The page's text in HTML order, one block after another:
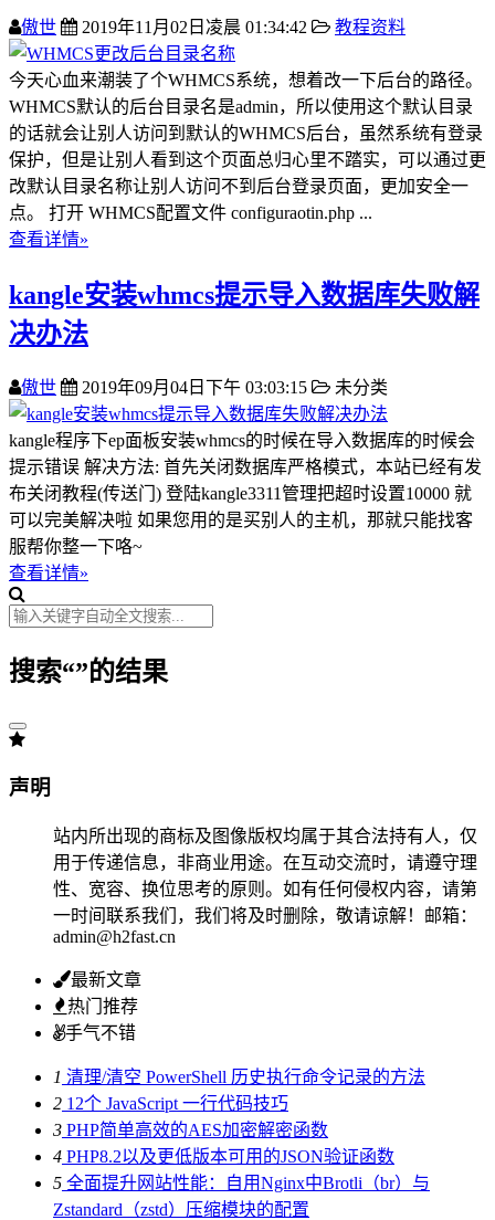
傲世 2019年11月02日凌晨 01:34:42 教程资料
今天心血来潮装了个WHMCS系统，想着改一下后台的路径。
WHMCS默认的后台目录名是admin，所以使用这个默认目录
的话就会让别人访问到默认的WHMCS后台，虽然系统有登录
保护，但是让别人看到这个页面总归心里不踏实，可以通过更
改默认目录名称让别人访问不到后台登录页面，更加安全一
点。 打开 WHMCS配置文件 configuraotin.php ...
查看详情»
kangle安装whmcs提示导入数据库失败解
决办法
傲世 2019年09月04日下午 03:03:15 未分类
kangle程序下ep面板安装whmcs的时候在导入数据库的时候会
提示错误 解决方法: 首先关闭数据库严格模式，本站已经有发
布关闭教程(传送门) 登陆kangle3311管理把超时设置10000 就
可以完美解决啦 如果您用的是买别人的主机，那就只能找客
服帮你整一下咯~
查看详情»
搜索“”的结果
声明
站内所出现的商标及图像版权均属于其合法持有人，仅
用于传递信息，非商业用途。在互动交流时，请遵守理
性、宽容、换位思考的原则。如有任何侵权内容，请第
一时间联系我们，我们将及时删除，敬请谅解！邮箱：
admin@h2fast.cn
最新文章
热门推荐
手气不错
1 清理/清空 PowerShell 历史执行命令记录的方法
2 12个 JavaScript 一行代码技巧
3 PHP简单高效的AES加密解密函数
4 PHP8.2以及更低版本可用的JSON验证函数
5 全面提升网站性能：自用Nginx中Brotli（br）与
Zstandard（zstd）压缩模块的配置